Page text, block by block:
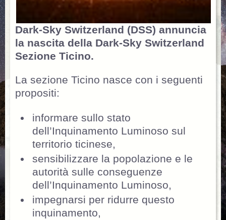
Dark-Sky Switzerland (DSS) annuncia
la nascita della Dark-Sky Switzerland
Sezione Ticino.
La sezione Ticino nasce con i seguenti
propositi:
informare sullo stato
dell’Inquinamento Luminoso sul
territorio ticinese,
sensibilizzare la popolazione e le
autorità sulle conseguenze
dell’Inquinamento Luminoso,
impegnarsi per ridurre questo
inquinamento,